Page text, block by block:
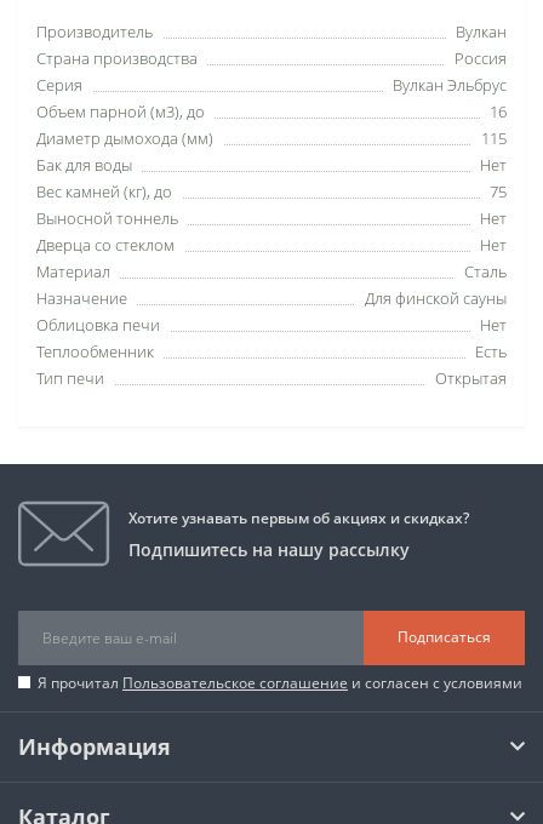
Производитель
Вулкан
Страна производства
Россия
Серия
Вулкан Эльбрус
Объем парной (м3), до
16
Диаметр дымохода (мм)
115
Бак для воды
Нет
Вес камней (кг), до
75
Выносной тоннель
Нет
Дверца со стеклом
Нет
Материал
Сталь
Назначение
Для финской сауны
Облицовка печи
Нет
Теплообменник
Есть
Тип печи
Открытая
Хотите узнавать первым об акциях и скидках?
Подпишитесь на нашу рассылку
Подписаться
Я прочитал Пользовательское соглашение и согласен с условиями
Информация
Каталог